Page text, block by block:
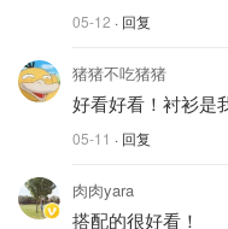
05-12 · 回复
猪猪不吃猪猪
好看好看！衬衫是
05-11 · 回复
肉肉yara
搭配的很好看！